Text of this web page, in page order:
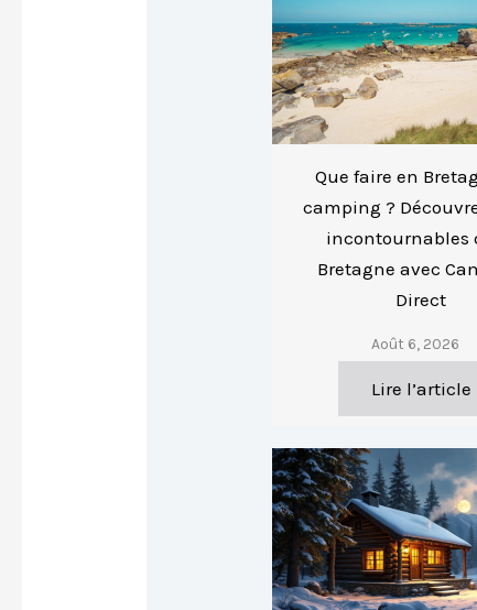
Que faire en
camping ?
incontournables
Bretagne avec
Direct
Août 6, 2026
Lire l’article